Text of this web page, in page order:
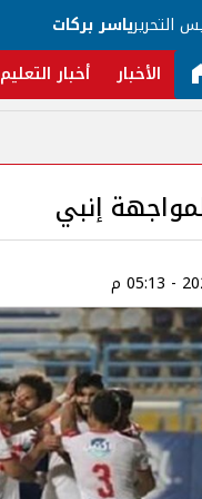
التحريرياسر بركات
الأخبار أخبار التعليم
إنبي